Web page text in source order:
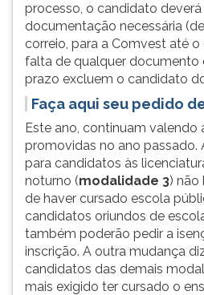
para
continuar
pressione
(primeira
tecla
direita
Para
menu
principal
pressione
processo, o candidato deverá
documentação necessária
correio, para a Comvest até o
falta de qualquer documento
prazo excluem o candidato
Faça aqui seu pedido
Este ano, continuam valendo
promovidas no ano passado.
para candidatos às
noturno (modalidade 3) não
de haver cursado escola
candidatos oriundos de
também poderão pedir a
inscrição. A outra mudança
candidatos das demais
mais exigido ter cursado o